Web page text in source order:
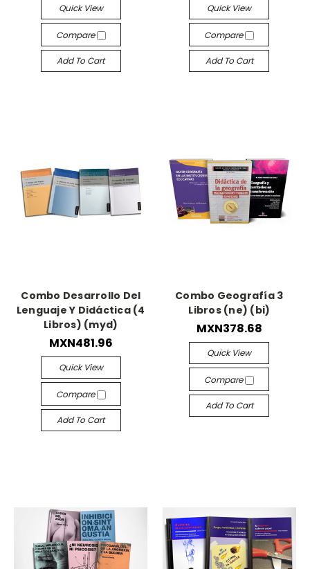
Quick View
Compare
Add To Cart
Quick View
Compare
Add To Cart
Combo Desarrollo Del
Lenguaje Y Didáctica (4
Libros) (myd)
MXN481.96
Quick View
Compare
Add To Cart
Combo Geografía 3
Libros (ne) (bi)
MXN378.68
Quick View
Compare
Add To Cart